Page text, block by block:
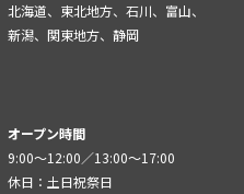
北海道、東北地方、石川、富山、
新潟、関東地方、静岡
オープン時間
9:00～12:00／13:00～17:00
休日：土日祝祭日